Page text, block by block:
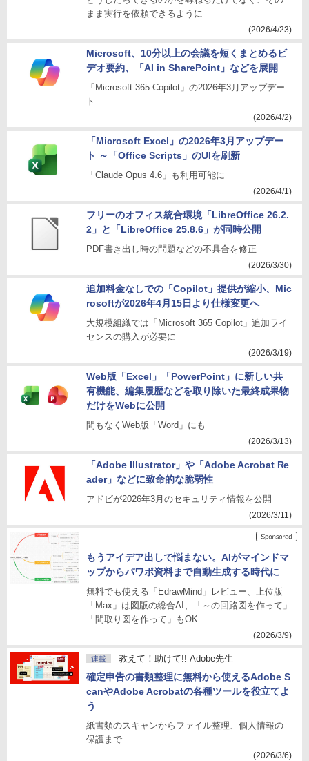
まま実行を依頼できるように
(2026/4/23)
Microsoft、10分以上の会議を短くまとめるビ
デオ要約、「AI in SharePoint」などを展開
「Microsoft 365 Copilot」の2026年3月アップデー
ト
(2026/4/2)
「Microsoft Excel」の2026年3月アップデー
ト ～「Office Scripts」のUIを刷新
「Claude Opus 4.6」も利用可能に
(2026/4/1)
フリーのオフィス統合環境「LibreOffice 26.2.
2」と「LibreOffice 25.8.6」が同時公開
PDF書き出し時の問題などの不具合を修正
(2026/3/30)
追加料金なしでの「Copilot」提供が縮小、Mic
rosoftが2026年4月15日より仕様変更へ
大規模組織では「Microsoft 365 Copilot」追加ライ
センスの購入が必要に
(2026/3/19)
Web版「Excel」「PowerPoint」に新しい共
有機能、編集履歴などを取り除いた最終成果物
だけをWebに公開
間もなくWeb版「Word」にも
(2026/3/13)
「Adobe Illustrator」や「Adobe Acrobat Re
ader」などに致命的な脆弱性
アドビが2026年3月のセキュリティ情報を公開
(2026/3/11)
もうアイデア出しで悩まない。AIがマインドマ
ップからパワポ資料まで自動生成する時代に
無料でも使える「EdrawMind」レビュー、上位版
「Max」は図版の総合AI、「～の回路図を作って」
「間取り図を作って」もOK
(2026/3/9)
連載 教えて！助けて!! Adobe先生
確定申告の書類整理に無料から使えるAdobe S
canやAdobe Acrobatの各種ツールを役立てよ
う
紙書類のスキャンからファイル整理、個人情報の
保護まで
(2026/3/6)